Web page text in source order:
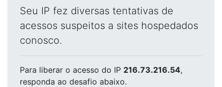
Seu IP fez diversas tentativas de
acessos suspeitos a sites hospedados
conosco.
Para liberar o acesso do IP 216.73.216.54,
responda ao desafio abaixo.